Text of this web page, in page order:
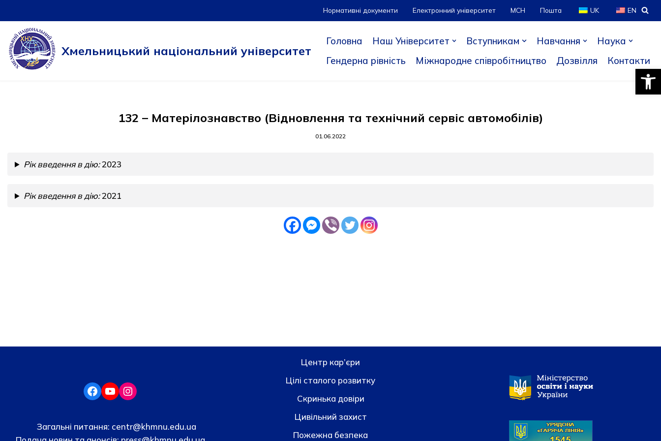
Перейти
до
вмісту
Нормативні документи Електронний університет МСН Пошта UK EN
Хмельницький національний університет
Головна Наш Університет Вступникам Навчання
Наука
Гендерна рівність
Міжнародне співробітництво Дозвілля Контакти
132 – Матерілознавство (Відновлення та технічний сервіс автомобілів)
01.06.2022
Рік введення в дію:2023
Рік введення в дію:2021
Загальні питання: centr@khmnu.edu.ua
Центр кар’єри
Цілі сталого розвитку
Скринька довiри
Цивільний захист
Пожежна безпека